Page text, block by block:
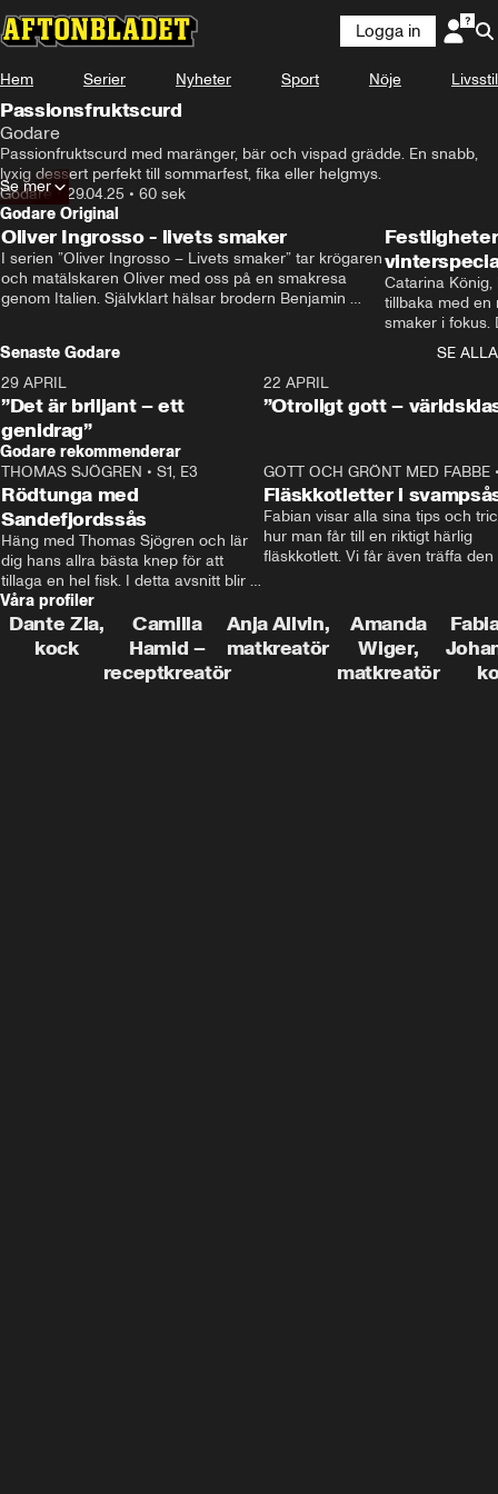
Logga in
Hem Serier Nyheter Sport Nöje Livsstil
Passionsfruktscurd
Godare
Passionfruktscurd med maränger, bär och vispad grädde. En snabb,
lyxig dessert perfekt till sommarfest, fika eller helgmys.
Godare • 29.04.25 • 60 sek
Se mer
Godare Original
Oliver Ingrosso - livets smaker
I serien ”Oliver Ingrosso – Livets smaker” tar krögaren
och matälskaren Oliver med oss på en smakresa
genom Italien. Självklart hälsar brodern Benjamin
Catarina
tillbaka med en
smaker i fokus.
julfavoriter
Senaste Godare
SE ALLA
29 APRIL
”Det är briljant – ett
genidrag”
22 APRIL
”Otroligt gott –
Godare rekommenderar
THOMAS SJÖGREN • S1, E3
Rödtunga med
Sandefjordssås
Häng med Thomas Sjögren och lär
dig hans allra bästa knep för att
tillaga en hel fisk. I detta avsnitt blir
de helstekt rödtunga med
sandefjordssås och en magisk sallad
på pepparrot och äpple.
GOTT OCH GRÖNT MED FABBE
Fläskkotletter i
Fabian visar alla sina tips och
hur man får till en riktigt härlig
fläskkotlett. Vi får även träffa den
grisbonde på Gotland.
Våra profiler
Dante Zia,
kock
Camilla
Hamid –
receptkreatör
Anja Allvin,
matkreatör
Amanda
Wiger,
matkreatör